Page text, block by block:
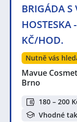
BRIGÁDA S
HOSTESKA
KČ/HOD.
Nutně vás
Mavue
Brno
180 – 200
Vhodné